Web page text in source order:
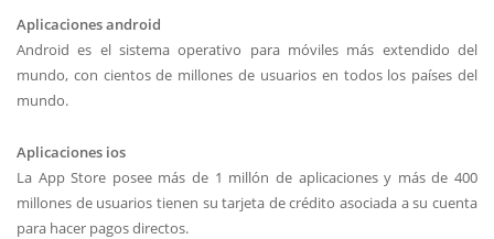
Aplicaciones android
Android es el sistema operativo para móviles más extendido del
mundo, con cientos de millones de usuarios en todos los países del
mundo.
Aplicaciones ios
La App Store posee más de 1 millón de aplicaciones y más de 400
millones de usuarios tienen su tarjeta de crédito asociada a su cuenta
para hacer pagos directos.